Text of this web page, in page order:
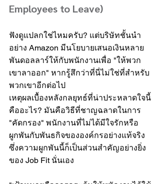
Employees to Leave)
ฟังดูแปลกใช่ไหมครับ? แต่บริษัทชั้นนำ
อย่าง Amazon มีนโยบายเสนอเงินหลาย
พันดอลลาร์ให้กับพนักงานเพื่อ "ให้พวก
เขาลาออก" หากรู้สึกว่าที่นี่ไม่ใช่ที่สำหรับ
พวกเขาอีกต่อไป
เหตุผลเบื้องหลังกลยุทธ์ที่น่าประหลาดใจนี้
คืออะไร? มันคือวิธีที่ชาญฉลาดในการ
"คัดกรอง" พนักงานที่ไม่ได้มีใจรักหรือ
ผูกพันกับพันธกิจขององค์กรอย่างแท้จริง
ซึ่งความผูกพันนี้ก็เป็นส่วนสำคัญอย่างยิ่ง
ของ Job Fit นั่นเอง